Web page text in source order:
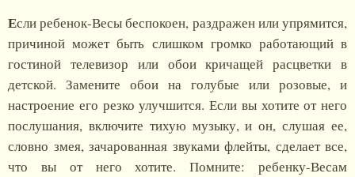
Если ребенок-Весы беспокоен, раздражен или упрямится,
причиной может быть слишком громко работающий в
гостиной телевизор или обои кричащей расцветки в
детской. Замените обои на голубые или розовые, и
настроение его резко улучшится. Если вы хотите от него
послушания, включите тихую музыку, и он, слушая ее,
словно змея, зачарованная звуками флейты, сделает все,
что вы от него хотите. Помните: ребенку-Весам